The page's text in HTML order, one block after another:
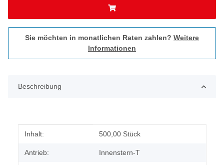
Sie möchten in monatlichen Raten zahlen? Weitere
Informationen
Beschreibung
Produkteigenschaft
Wert
Inhalt: 500,00 Stück
Antrieb: Innenstern-T